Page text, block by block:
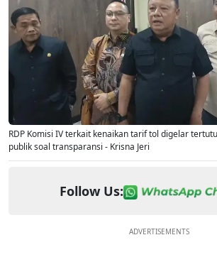
RDP Komisi IV terkait kenaikan tarif tol digelar
publik soal transparansi - Krisna Jeri
Follow Us:
ADVERTISEMENTS